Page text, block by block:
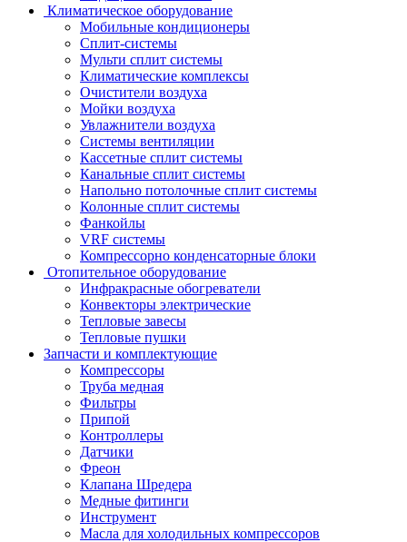
Климатическое оборудование
Мобильные кондиционеры
Сплит-системы
Мульти сплит системы
Климатические комплексы
Очистители воздуха
Мойки воздуха
Увлажнители воздуха
Системы вентиляции
Кассетные сплит системы
Канальные сплит системы
Напольно потолочные сплит системы
Колонные сплит системы
Фанкойлы
VRF системы
Компрессорно конденсаторные блоки
Отопительное оборудование
Инфракрасные обогреватели
Конвекторы электрические
Тепловые завесы
Тепловые пушки
Запчасти и комплектующие
Компрессоры
Труба медная
Фильтры
Припой
Контроллеры
Датчики
Фреон
Клапана Шредера
Медные фитинги
Инструмент
Масла для холодильных компрессоров